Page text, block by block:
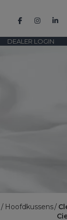
DEALER LOGIN
Hoofdkussens